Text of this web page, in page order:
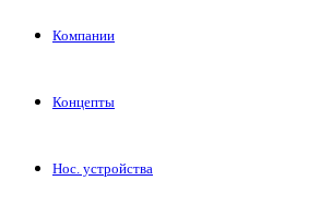
Компании
Концепты
Нос. устройства